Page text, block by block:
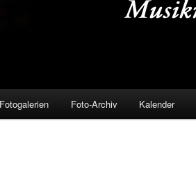
Fotogalerien Foto-Archiv Kalender